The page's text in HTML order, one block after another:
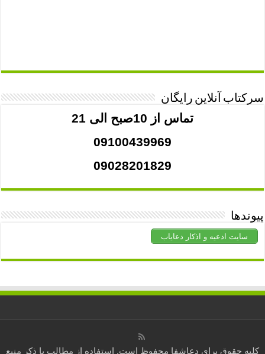
سرکتاب آنلاین رایگان
تماس از 10صبح الی 21
09100439969
09028201829
پیوندها
سایت ادعیه و اذکار دعایاب
کلیه حقوق برای دعاشفا محفوظ است. استفاده از مطالب با ذکر منبع